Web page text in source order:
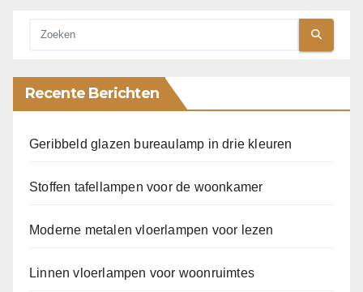
Recente Berichten
Geribbeld glazen bureaulamp in drie kleuren
Stoffen tafellampen voor de woonkamer
Moderne metalen vloerlampen voor lezen
Linnen vloerlampen voor woonruimtes